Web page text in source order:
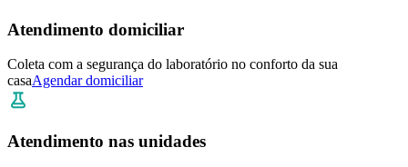
Atendimento domiciliar
Coleta com a segurança do laboratório no conforto da sua
casaAgendar domiciliar
Atendimento nas unidades